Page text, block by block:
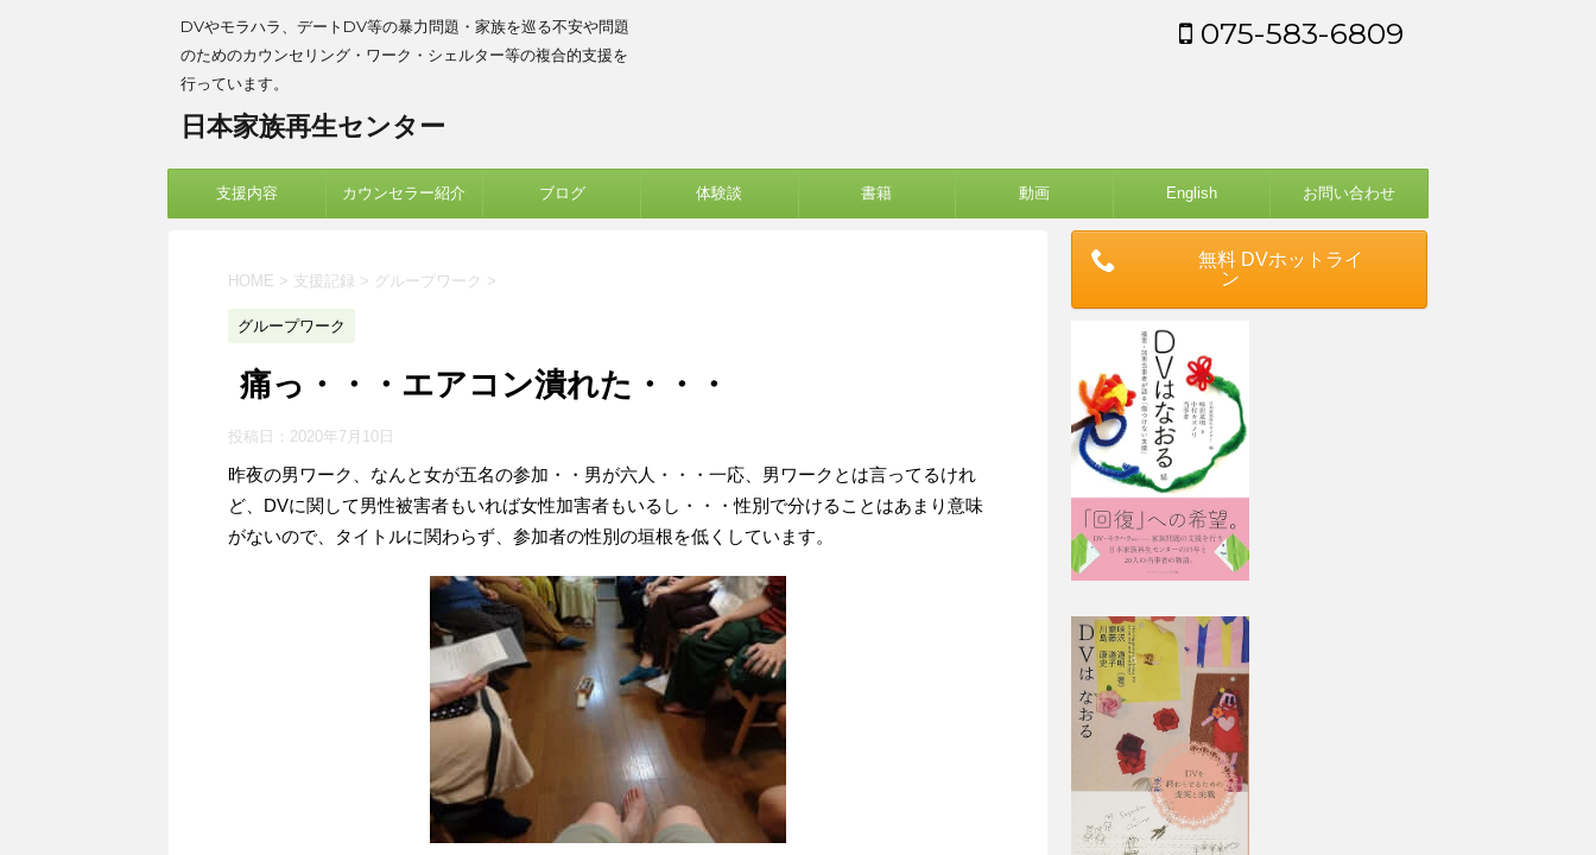
DVやモラハラ、デートDV等の暴力問題・家族を巡る不安や問題
のためのカウンセリング・ワーク・シェルター等の複合的支援を
行っています。
日本家族再生センター
075-583-6809
支援内容 カウンセラー紹介 ブログ 体験談 書籍 動画 English お問い合わせ
HOME > 支援記録 > グループワーク >
グループワーク
痛っ・・・エアコン潰れた・・・
投稿日： 2020年7月10日
昨夜の男ワーク、なんと女が五名の参加・・男が六人・・・一応、男ワークとは言ってるけれ
ど、DVに関して男性被害者もいれば女性加害者もいるし・・・性別で分けることはあまり意味
がないので、タイトルに関わらず、参加者の性別の垣根を低くしています。
無料 DVホットライ
ン